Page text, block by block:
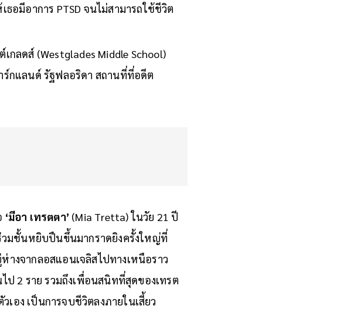
อมีอาการ PTSD จนไม่สามารถใช้ชีวิต
กลดส์ (Westglades Middle School)
ร์กแลนด์ รัฐฟลอริดา สถานที่ที่อดีต
‘มีอา เทรตตา’ (Mia Tretta) ในวัย 21 ปี
วมชั้นหยิบปืนขึ้นมากราดยิงครั้งใหญ่ที่
างจากลอสแอนเจลิสไปทางเหนือราว
ป 2 ราย รวมถึงเพื่อนสนิทที่สุดของเทรต
อง เป็นการจบชีวิตลงภายในเสี้ยว